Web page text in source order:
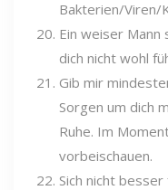
Bakterien/Viren/
Ein weiser Mann
dich nicht wohl
Gib mir
Sorgen um dich
Ruhe. Im
vorbeischauen.
Sich nicht